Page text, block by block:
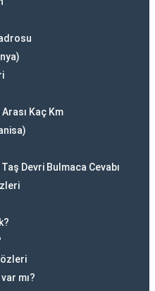
Kaç Km
Devri Bulmaca Cevabı
mı?